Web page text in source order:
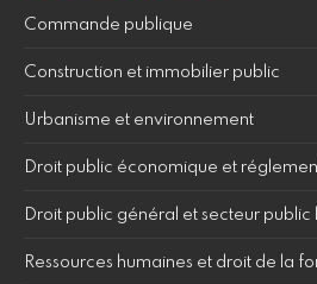
Commande publique
Construction et immobilier public
Urbanisme et environnement
Droit public économique et
Droit public général et secteur public
Ressources humaines et droit de la